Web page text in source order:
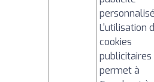
L'utilisation
cookies
publicitaires
permet à